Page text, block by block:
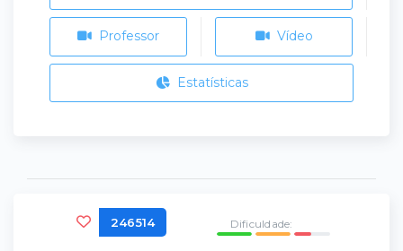
Professor Vídeo
Estatísticas
246514 Dificuldade: